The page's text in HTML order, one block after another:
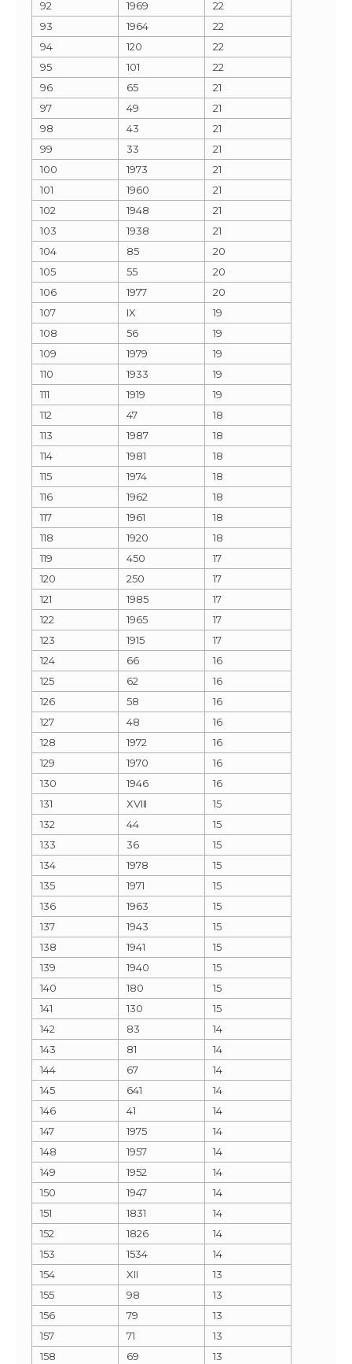
92 1969
22
93
1964
22
94
120
22
95
101
22
96
65
21
97
49
21
98
43
21
99
33
21
100
1973
21
101
1960
21
102
1948
21
103
1938
21
104
85
20
105
55
20
106
1977
20
107
IX
19
108
56
19
109
1979
19
110
1933
19
111
1919
19
112
47
18
113
1987
18
114
1981
18
115
1974
18
116
1962
18
117
1961
18
118
1920
18
119
450
17
120
250
17
121
1985
17
122
1965
17
123
1915
17
124
66
16
125
62
16
126
58
16
127
48
16
128
1972
16
129
1970
16
130
1946
16
131
XVIII
15
132
44
15
133
36
15
134
1978
15
135
1971
15
136
1963
15
137
1943
15
138
1941
15
139
1940
15
140
180
15
141
130
15
142
83
14
143
81
14
144
67
14
145
641
14
146
41
14
147
1975
14
148
1957
14
149
1952
14
150
1947
14
151
1831
14
152
1826
14
153
1534
14
154
XII
13
155
98
13
156
79
13
157
71
13
158
69
13